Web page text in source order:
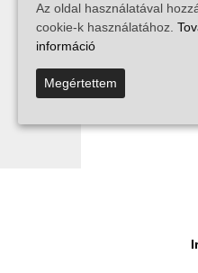
Az oldal használatával
cookie-k használatához.
információ
Megértettem